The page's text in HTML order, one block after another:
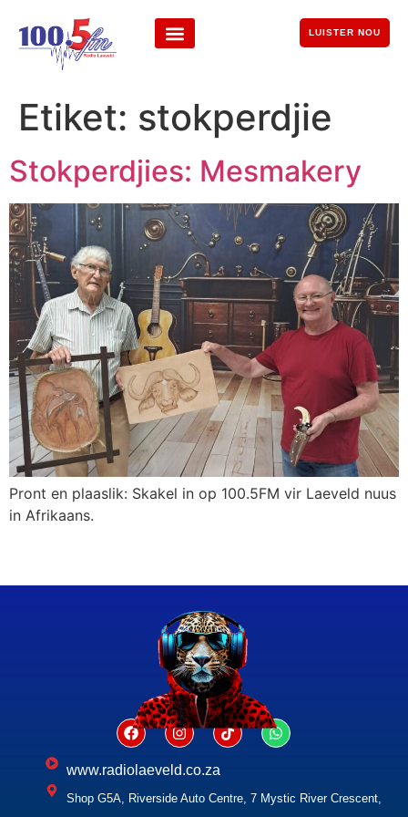
LUISTER NOU
Etiket: stokperdjie
Stokperdjies: Mesmakery
Pront en plaaslik: Skakel in op 100.5FM vir Laeveld nuus
in Afrikaans.
www.radiolaeveld.co.za
Shop G5A, Riverside Auto Centre, 7 Mystic River Crescent,